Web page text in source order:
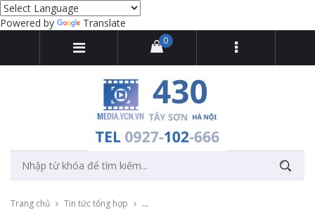
Powered by Translate
0
Trang chủ Tin tức tổng hợp Những bức ảnh nhật thực đẹp không tưởng